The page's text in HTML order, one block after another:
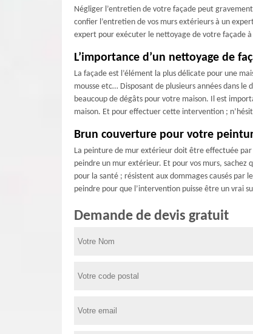
Négliger l’entretien de votre façade peut
confier l’entretien de vos murs extérieurs à un
expert pour exécuter le nettoyage de votre façade
L’importance d’un nettoyage de
La façade est l’élément la plus délicate pour une
mousse etc… Disposant de plusieurs années dans
beaucoup de dégâts pour votre maison. Il est
maison. Et pour effectuer cette intervention ;
Brun couverture pour votre
La peinture de mur extérieur doit être effectuée
peindre un mur extérieur. Et pour vos murs, sachez
pour la santé ; résistent aux dommages causés par
peindre pour que l’intervention puisse être un vrai
Demande de devis gratuit